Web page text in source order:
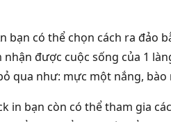
bạn có thể chọn cách ra đảo
nhận được cuộc sống của 1
qua như: mực một nắng,
in bạn còn có thể tham gia